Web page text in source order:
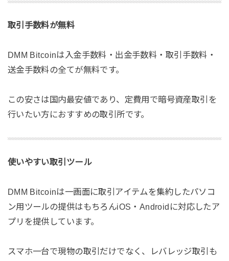
取引手数料が無料
DMM Bitcoinは入金手数料・出金手数料・取引手数料・
送金手数料の全てが無料です。
この安さは国内最安値であり、定費用で暗号資産取引を
行いたい方におすすめの取引所です。
使いやすい取引ツール
DMM Bitcoinは一画面に取引アイテムを集約したパソコ
ン用ツールの提供はもちろんiOS・Androidに対応したア
プリを提供しています。
スマホ一台で現物の取引だけでなく、レバレッジ取引も